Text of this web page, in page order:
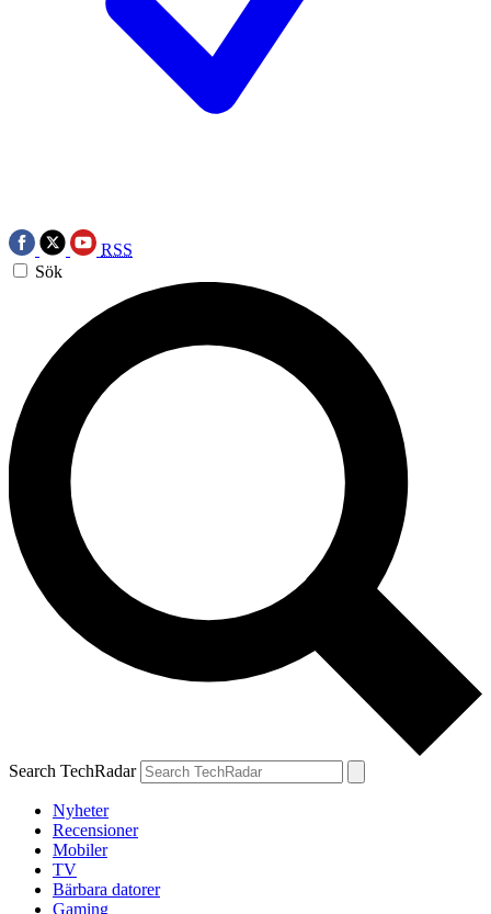
RSS
Sök
Search TechRadar
Nyheter
Recensioner
Mobiler
TV
Bärbara datorer
Gaming